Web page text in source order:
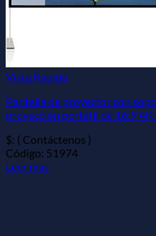
Vista Rápida
Pantalla de proyector con
proyección portátil de 16:9 4K
$: ( Contáctenos )
Código: 51974
Leer más